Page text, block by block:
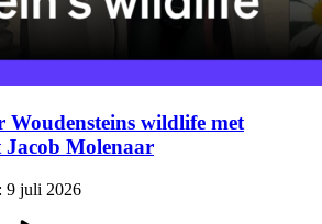
Woudensteins wildlife met
Molenaar
9 juli 2026